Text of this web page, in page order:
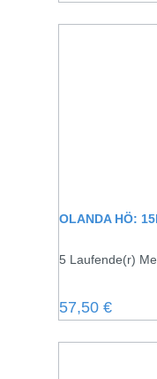
OLANDA HÖ:
5 Laufende(r)
Regulärer
57,50 €